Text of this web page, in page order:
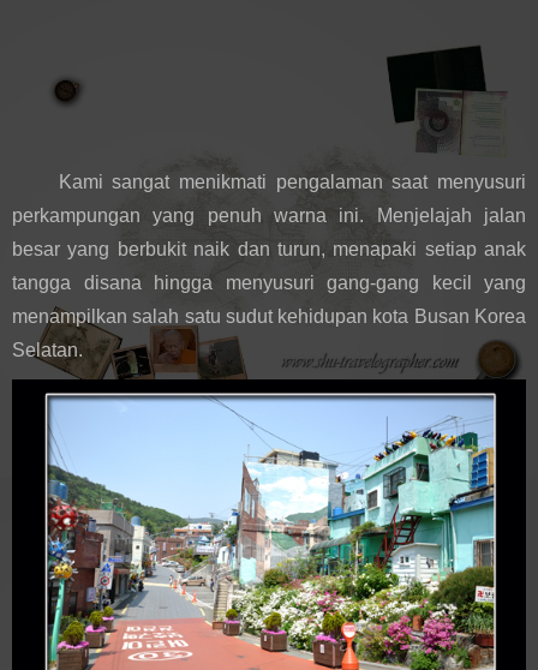
Kami sangat menikmati pengalaman saat menyusuri
perkampungan yang penuh warna ini. Menjelajah jalan
besar yang berbukit naik dan turun, menapaki setiap anak
tangga disana hingga menyusuri gang-gang kecil yang
menampilkan salah satu sudut kehidupan kota Busan Korea
Selatan.